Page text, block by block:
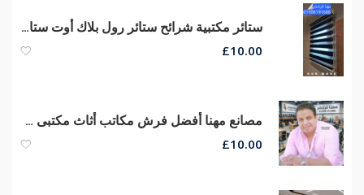
ستائر مكتبية شرائح ستائر رول بلاك أوت ستائر صن سكرين الوان وخامات ممتازة
£10.00
مصانع مهنا أفضل فرش مكاتب أثاث مكتبى متنوع مكاتب مدير كراسى شبك طبى
£10.00